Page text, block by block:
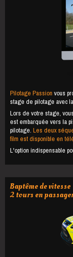
Pilotage Passionvous
stage de pilotage avec
Lors de votre stage,
est embarquée vers la
pilotage.Les deux
film est disponible en
L'option indispensable
Baptême de vitesse
2 tours en